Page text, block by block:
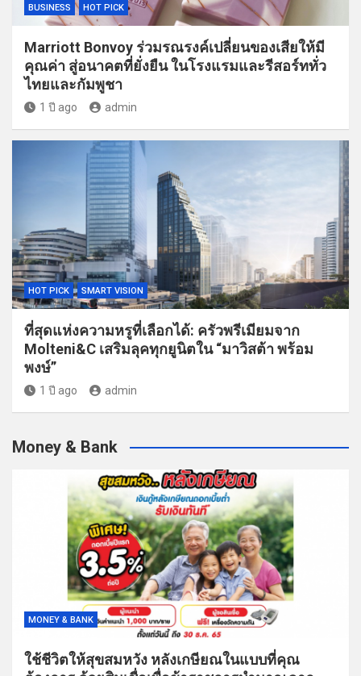
BUSINESS HOT PICK
Marriott Bonvoy ร่วมรณรงค์เปลี่ยนของเสียให้มี
คุณค่า สู่อนาคตที่ยั่งยืน ในโรงแรมและรีสอร์ททั่ว
ไทยและกัมพูชา
1 ปี ago admin
HOT PICK SMART VISION
ที่สุดแห่งความหรูที่เลือกได้: ครัวพรีเมียมจาก
Molteni&C เสริมลุคทุกยูนิตใน “มาวิสต้า พร้อม
พงษ์”
1 ปี ago admin
Money & Bank
MONEY & BANK
ใช้ชีวิตให้สุขสมหวัง หลังเกษียณในแบบที่คุณ